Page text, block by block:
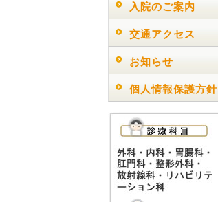
入院のご案内
交通アクセス
お知らせ
個人情報保護方針